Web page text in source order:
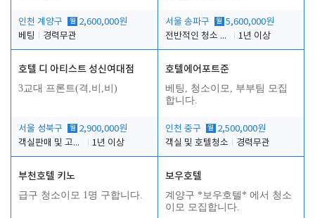
인천 계양구 월 2,600,000원
베팅
경력무관
서울 송파구 월 5,600,000원
전반적인 청소 업무(객실청소.객실정리)
1년 이상
호텔 디 아티스트 성신여대점
3교대 프론트(격,비,비)
서울 성북구 월 2,900,000원
객실판매 및 고객응대
1년 이상
호텔에어포트준
베팅, 청소이모, 부부팀 모집
합니다.
인천 중구 월 2,500,000원
객실 및 호텔청소
경력무관
부천호텔 키노
급구 청소이모 1명 구합니다.
보우호텔
계양구 *보우호텔* 에서 청소
이모 모집합니다.